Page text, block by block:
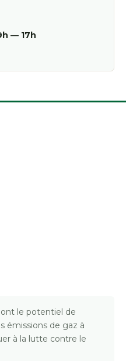
— 17h
le potentiel de
émissions de gaz à
à la lutte contre le